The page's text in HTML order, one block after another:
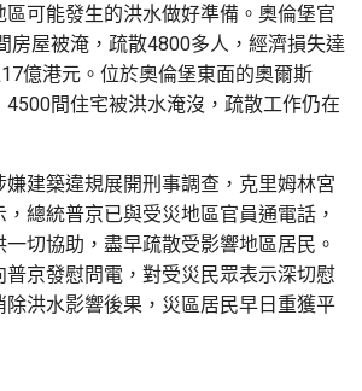
可能發生的洪水做好準備。奧倫堡官
房屋被淹，疏散4800多人，經濟損失達
億港元。位於奧倫堡東面的奧爾斯
4500間住宅被洪水淹沒，疏散工作仍在
建築違規展開刑事調查，克里姆林宮
總統普京已與受災地區官員通電話，
切協助，盡早疏散受影響地區居民。
普京發慰問電，對受災民眾表示深切慰
除洪水影響後果，災區居民早日重獲平